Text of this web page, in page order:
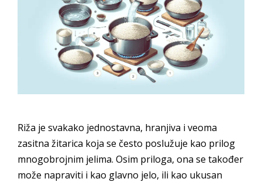
Riža je svakako jednostavna, hranjiva i veoma
zasitna žitarica koja se često poslužuje kao prilog
mnogobrojnim jelima. Osim priloga, ona se također
može napraviti i kao glavno jelo, ili kao ukusan